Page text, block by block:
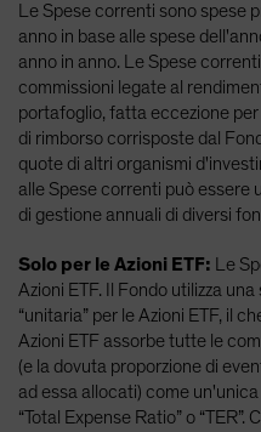
Le Spese correnti sono spese
anno in base alle spese
anno in anno. Le Spese
commissioni legate al
portafoglio, fatta eccezione
di rimborso corrisposte dal
quote di altri organismi
alle Spese correnti può essere
di gestione annuali di diversi
Solo per le Azioni ETF:
Le
Azioni ETF. Il Fondo utilizza
“unitaria” per le Azioni ETF, il
Azioni ETF assorbe tutte le
(e la dovuta proporzione di
ad essa allocati) come
“Total Expense Ratio” o